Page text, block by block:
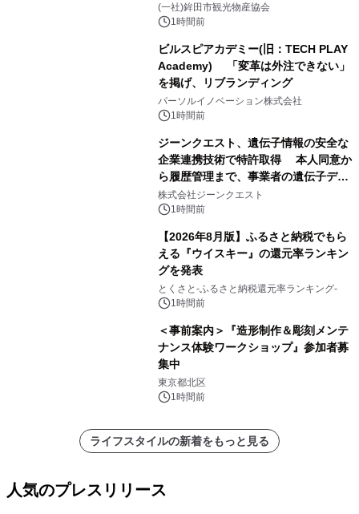
(一社)鉾田市観光物産協会
1時間前
ビルスピアカデミー(旧：TECH PLAY
Academy) 「変革は外注できない」
を掲げ、リブランディング
パーソルイノベーション株式会社
1時間前
ジーンクエスト、遺伝子情報の安全な
企業連携技術で特許取得 本人同意か
ら履歴管理まで、事業者の遺伝子デー
タ活用を支援
株式会社ジーンクエスト
1時間前
【2026年8月版】ふるさと納税でもら
える『ウイスキー』の還元率ランキン
グを発表
とくさと-ふるさと納税還元率ランキング-
1時間前
＜事前案内＞『造形制作＆彫刻メンテ
ナンス体験ワークショップ』参加者募
集中
東京都北区
1時間前
ライフスタイルの新着をもっと見る
人気のプレスリリース